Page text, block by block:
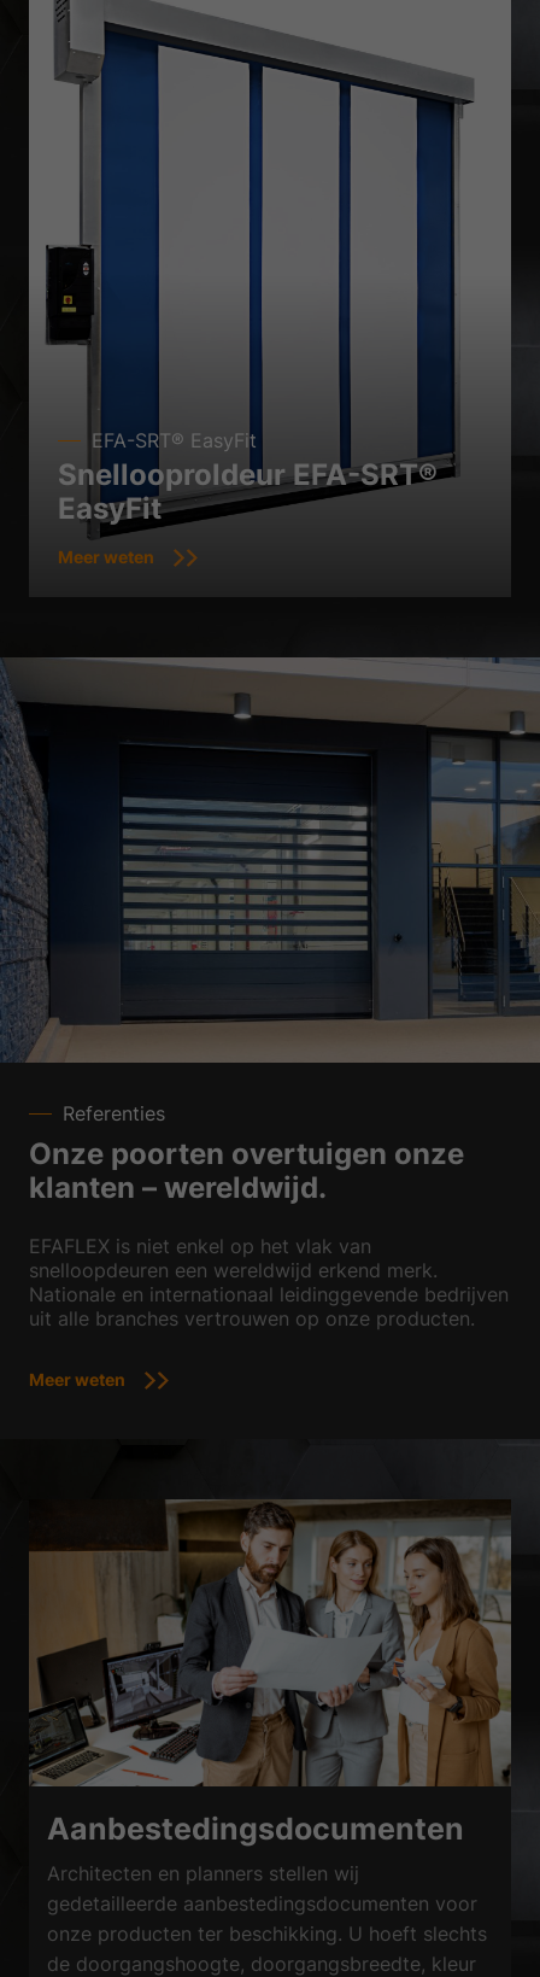
EFA-SRT® EasyFit
Snellooproldeur EFA-SRT®
EasyFit
Meer weten
Referenties
Onze poorten overtuigen onze
klanten – wereldwijd.
EFAFLEX is niet enkel op het vlak van
snelloopdeuren een wereldwijd erkend merk.
Nationale en internationaal leidinggevende bedrijven
uit alle branches vertrouwen op onze producten.
Meer weten
Aanbestedingsdocumenten
Architecten en planners stellen wij
gedetailleerde aanbestedingsdocumenten voor
onze producten ter beschikking. U hoeft slechts
de doorgangshoogte, doorgangsbreedte, kleur